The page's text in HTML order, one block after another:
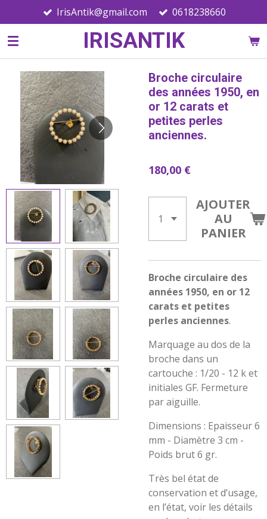
au
contenu
IRISANTIK
IrisAntik@gmail.com 0618238660
Broche circulaire
des années 1950, en
or 12 carats et
petites perles
anciennes.
180,00 €
AJOUTER
AU
PANIER
Broche circulaire des
années 1950, en or 12
carats et petites
perles anciennes.
Marquage au dos de la
broche dans un
cartouche : 1/20 - 12 k et
initiales GF. Fermeture
par aiguille.
Dimensions : Epaisseur 6
mm - Diamètre 3 cm -
Poids brut 6 gr.
Très bel état de
conservation et d’usage,
en l’état, voir les détails